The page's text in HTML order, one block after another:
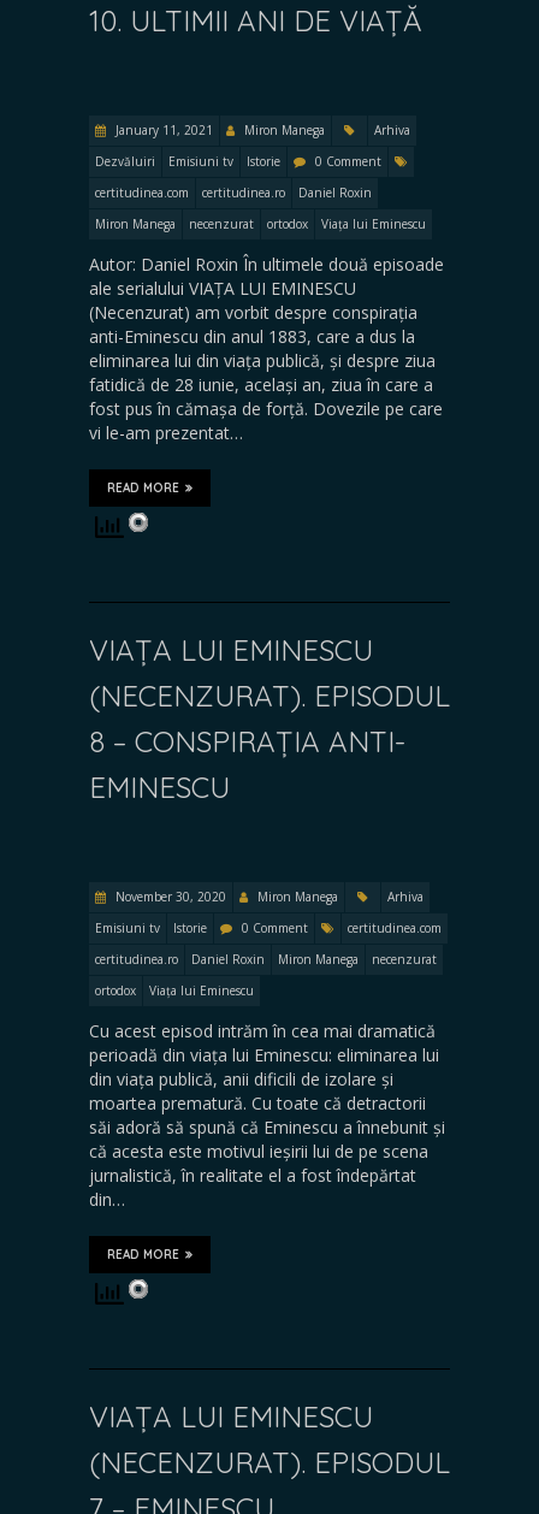
10. ULTIMII ANI DE VIAȚĂ
January 11, 2021 Miron Manega
Arhiva
Dezvăluiri
Emisiuni tv Istorie
0 Comment
certitudinea.com
certitudinea.ro
Daniel Roxin
Miron Manega
necenzurat ortodox Viața lui Eminescu
Autor: Daniel Roxin În ultimele două episoade
ale serialului VIAȚA LUI EMINESCU
(Necenzurat) am vorbit despre conspirația
anti-Eminescu din anul 1883, care a dus la
eliminarea lui din viața publică, și despre ziua
fatidică de 28 iunie, același an, ziua în care a
fost pus în cămașa de forță. Dovezile pe care
vi le-am prezentat…
READ MORE
VIAȚA LUI EMINESCU
(NECENZURAT). EPISODUL
8 – CONSPIRAȚIA ANTI-
EMINESCU
November 30, 2020 Miron Manega
Arhiva
Emisiuni tv
Istorie 0 Comment
certitudinea.com
certitudinea.ro
Daniel Roxin Miron Manega
necenzurat
ortodox
Viața lui Eminescu
Cu acest episod intrăm în cea mai dramatică
perioadă din viața lui Eminescu: eliminarea lui
din viața publică, anii dificili de izolare și
moartea prematură. Cu toate că detractorii
săi adoră să spună că Eminescu a înnebunit și
că acesta este motivul ieșirii lui de pe scena
jurnalistică, în realitate el a fost îndepărtat
din…
READ MORE
VIAȚA LUI EMINESCU
(NECENZURAT). EPISODUL